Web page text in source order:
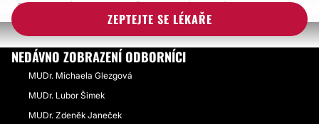
ZEPTEJTE SE LÉKAŘE
SAMOVOLNÁ TVORBA MODŘIN - PROBLÉMY S CÉVAMI?
NEDÁVNO ZOBRAZENÍ ODBORNÍCI
MUDr. Michaela Glezgová
MUDr. Lubor Šimek
MUDr. Zdeněk Janeček